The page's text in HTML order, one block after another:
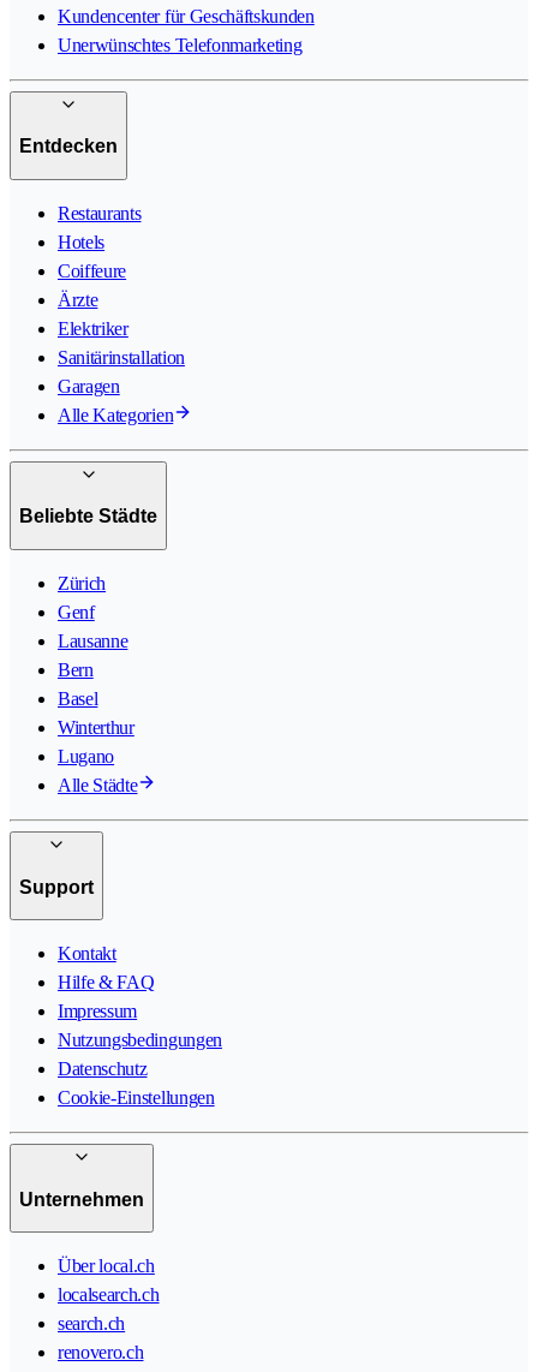
Kundencenter für Geschäftskunden
Unerwünschtes Telefonmarketing
Entdecken
Restaurants
Hotels
Coiffeure
Ärzte
Elektriker
Sanitärinstallation
Garagen
Alle Kategorien
Beliebte Städte
Zürich
Genf
Lausanne
Bern
Basel
Winterthur
Lugano
Alle Städte
Support
Kontakt
Hilfe & FAQ
Impressum
Nutzungsbedingungen
Datenschutz
Cookie-Einstellungen
Unternehmen
Über local.ch
localsearch.ch
search.ch
renovero.ch